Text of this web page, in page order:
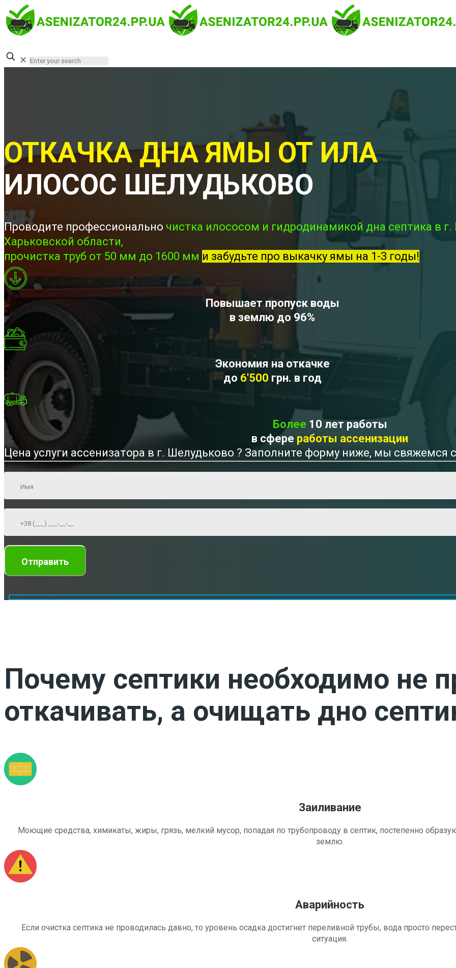
✕
ОТКАЧКА ДНА ЯМЫ ОТ ИЛА
ИЛОСОС ШЕЛУДЬКОВО
Проводите профессионально чистка илососом и гидродинамикой дна септика в
Харьковской области,
прочистка труб от 50 мм до 1600 мм и забудьте про выкачку ямы на 1-3 годы!
Повышает пропуск воды
в землю до 96%
Экономия на откачке
до 6'500 грн. в год
Более 10 лет работы
в сфере работы ассенизации
Цена услуги ассенизатора в г. Шелудьково ? Заполните форму ниже, мы
Почему септики необходимо не
откачивать, а очищать дно
Заиливание
Моющие средства, химикаты, жиры, грязь, мелкий мусор, попадая по трубопроводу в септик, постепенно
землю.
Аварийность
Если очистка септика не проводилась давно, то уровень осадка достигнет переливной трубы, вода просто
ситуация.